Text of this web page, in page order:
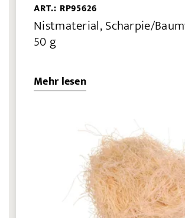
ART.: RP95626
Nistmaterial, Scharpie/
50 g
Mehr lesen